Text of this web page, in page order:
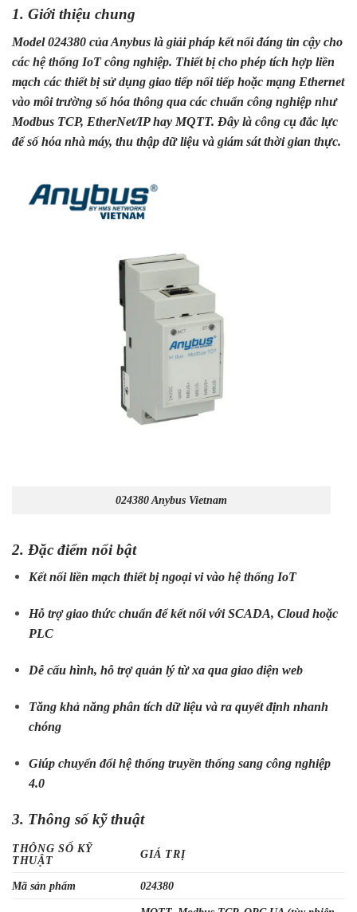
1. Giới thiệu chung
Model 024380 của Anybus là giải pháp kết nối đáng tin cậy cho
các hệ thống IoT công nghiệp. Thiết bị cho phép tích hợp liền
mạch các thiết bị sử dụng giao tiếp nối tiếp hoặc mạng Ethernet
vào môi trường số hóa thông qua các chuẩn công nghiệp như
Modbus TCP, EtherNet/IP hay MQTT. Đây là công cụ đắc lực
để số hóa nhà máy, thu thập dữ liệu và giám sát thời gian thực.
024380 Anybus Vietnam
2. Đặc điểm nổi bật
Kết nối liền mạch thiết bị ngoại vi vào hệ thống IoT
Hỗ trợ giao thức chuẩn để kết nối với SCADA, Cloud hoặc
PLC
Dễ cấu hình, hỗ trợ quản lý từ xa qua giao diện web
Tăng khả năng phân tích dữ liệu và ra quyết định nhanh
chóng
Giúp chuyển đổi hệ thống truyền thống sang công nghiệp
4.0
3. Thông số kỹ thuật
THÔNG SỐ KỸ
THUẬT
GIÁ TRỊ
Mã sản phẩm 024380